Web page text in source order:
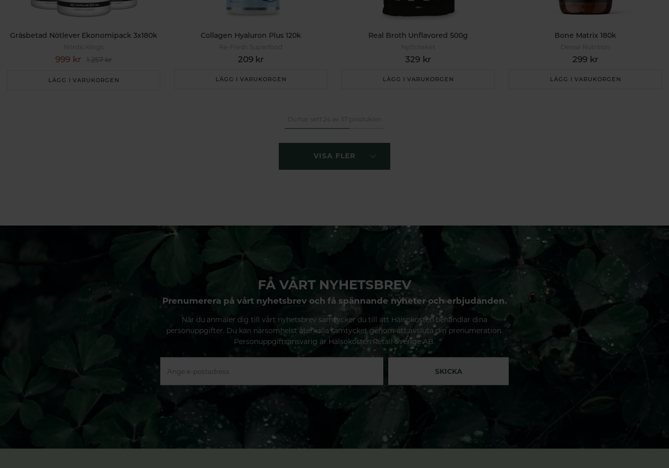
Gräsbetad Nötlever Ekonomipack 3x180k
Nordic Kings
999 kr 1 257 kr
LÄGG I VARUKORGEN
Collagen Hyaluron Plus 120k
Re-Fresh Superfood
209 kr
LÄGG I VARUKORGEN
Real Broth Unflavored 500g
Nyttoteket
329 kr
LÄGG I VARUKORGEN
Bone Matrix 180k
Dense Nutrition
299 kr
LÄGG I VARUKORGEN
Du har sett 24 av 37 produkter
VISA FLER
FÅ VÅRT NYHETSBREV
Prenumerera på vårt nyhetsbrev och få spännande nyheter och erbjudanden.
När du anmäler dig till vårt nyhetsbrev samtycker du till att Hälsokosten behandlar dina
personuppgifter. Du kan närsomhelst återkalla samtycket genom att avsluta din prenumeration.
Personuppgiftsansvarig är Hälsokosten Retail Sverige AB.
SKICKA